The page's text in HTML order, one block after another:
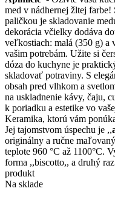
med v nádhernej žltej
paličkou je skladovanie
dekorácia včielky dodáva
veľkostiach: malá (350 g) a
vašim potrebám. Užite si
dóza do kuchyne je
skladovať potraviny. S
obsah pred vlhkom a
na uskladnenie kávy, čaju,
k poriadku a estetike vo
Keramika, ktorú vám
Jej tajomstvom úspechu je ,,
originálny a ručne
teplote 960 °C až 1100°C.
forma ,,biscotto,, a druhý
produkt
Na sklade